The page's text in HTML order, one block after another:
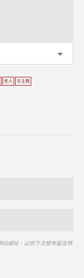
老人 天主教
網址，以供下次發佈留言時